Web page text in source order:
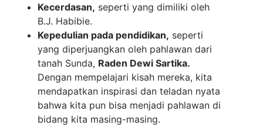
Kecerdasan, seperti yang dimiliki oleh
B.J. Habibie.
Kepedulian pada pendidikan, seperti
yang diperjuangkan oleh pahlawan dari
tanah Sunda, Raden Dewi Sartika.
Dengan mempelajari kisah mereka, kita
mendapatkan inspirasi dan teladan nyata
bahwa kita pun bisa menjadi pahlawan di
bidang kita masing-masing.